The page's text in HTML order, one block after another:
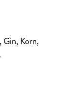
Gin, Korn,